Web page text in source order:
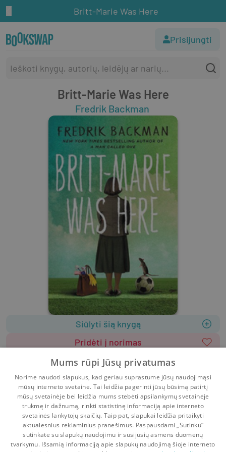
Britt-Marie Was Here
Prisijungti
Britt-Marie Was Here
Fredrik Backman
Siūlyti šią knygą
Pridėti į norimas
Hodder & Stoughton
320 psl.ISBN9781473617230
Viršelis: MinkštasAnglų k.
Grožinė literatūra
Literatūra užsienio kalbomis
Pradinis Krepšelis Pokalbiai Pranešimai Paskyra
Mums rūpi Jūsų privatumas
Norime naudoti slapukus, kad geriau suprastume jūsų naudojimąsi
mūsų interneto svetaine. Tai leidžia pagerinti jūsų būsimą patirtį
mūsų svetainėje bei leidžia mums stebėti apsilankymų svetainėje
trukmę ir dažnumą, rinkti statistinę informaciją apie interneto
svetainės lankytojų skaičių. Taip pat, slapukai leidžia pritaikyti
aktualesnius reklaminius pranešimus. Paspausdami „Sutinku“
sutinkate su slapukų naudojimu ir susijusių asmens duomenų
tvarkymu. Išsamią informaciją apie slapukų naudojimą šioje interneto